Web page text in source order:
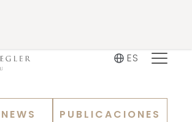
ES
PUBLICACIONES
NEWS